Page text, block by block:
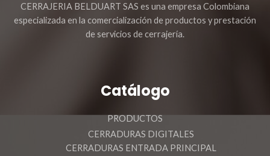
CERRAJERIA BELDUART SAS es una empresa Colombiana
especializada en la comercialización de productos y prestación
de servicios de cerrajería.
Catálogo
PRODUCTOS
CERRADURAS DIGITALES
CERRADURAS ENTRADA PRINCIPAL